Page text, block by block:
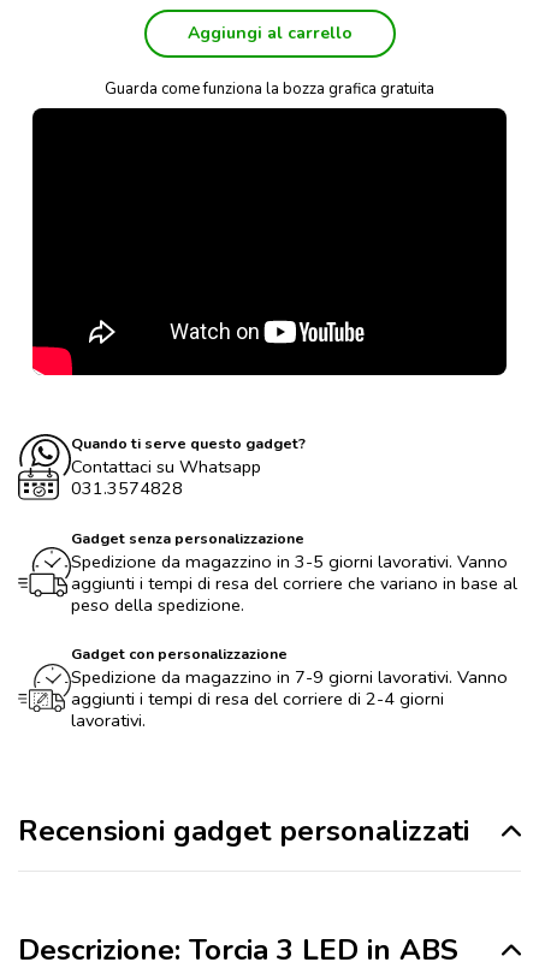
Aggiungi al carrello
Guarda come funziona la bozza grafica gratuita
Quando ti serve questo gadget?
Contattaci su Whatsapp
031.3574828
Gadget senza personalizzazione
Spedizione da magazzino in 3-5 giorni lavorativi. Vanno
aggiunti i tempi di resa del corriere che variano in base al
peso della spedizione.
Gadget con personalizzazione
Spedizione da magazzino in 7-9 giorni lavorativi. Vanno
aggiunti i tempi di resa del corriere di 2-4 giorni
lavorativi.
Recensioni gadget personalizzati
Descrizione: Torcia 3 LED in ABS